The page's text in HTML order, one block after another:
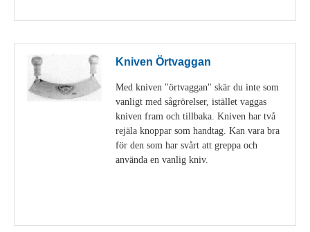
Kniven Örtvaggan
Med kniven "örtvaggan" skär du inte som
vanligt med sågrörelser, istället vaggas
kniven fram och tillbaka. Kniven har två
rejäla knoppar som handtag. Kan vara bra
för den som har svårt att greppa och
använda en vanlig kniv.